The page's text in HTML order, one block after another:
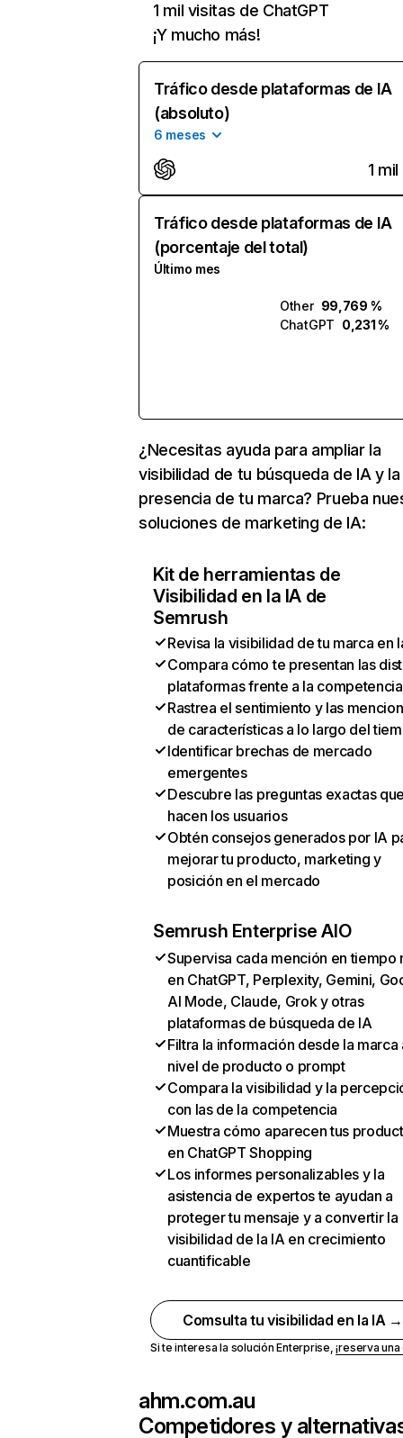
1 mil visitas de ChatGPT
¡Y mucho más!
Tráfico desde plataformas de IA
(absoluto)
6 meses
1 mil
Tráfico desde plataformas de IA
(porcentaje del total)
Último mes
Other 99,769 %
ChatGPT 0,231 %
¿Necesitas ayuda para ampliar la
visibilidad de tu búsqueda de IA y la
presencia de tu marca? Prueba
soluciones de marketing de IA:
Kit de herramientas de
Visibilidad en la IA de
Semrush
Revisa la visibilidad de tu marca en
Compara cómo te presentan las
plataformas frente a la competencia
Rastrea el sentimiento y las
de características a lo largo del
Identificar brechas de mercado
emergentes
Descubre las preguntas exactas
hacen los usuarios
Obtén consejos generados por IA
mejorar tu producto, marketing y
posición en el mercado
Semrush Enterprise AIO
Supervisa cada mención en tiempo
en ChatGPT, Perplexity, Gemini,
AI Mode, Claude, Grok y otras
plataformas de búsqueda de IA
Filtra la información desde la marca
nivel de producto o prompt
Compara la visibilidad y la
con las de la competencia
Muestra cómo aparecen tus
en ChatGPT Shopping
Los informes personalizables y la
asistencia de expertos te ayudan a
proteger tu mensaje y a convertir la
visibilidad de la IA en crecimiento
cuantificable
Comsulta tu visibilidad en la IA →
Si te interesa la solución Enterprise,¡reserva
ahm.com.au
Competidores y